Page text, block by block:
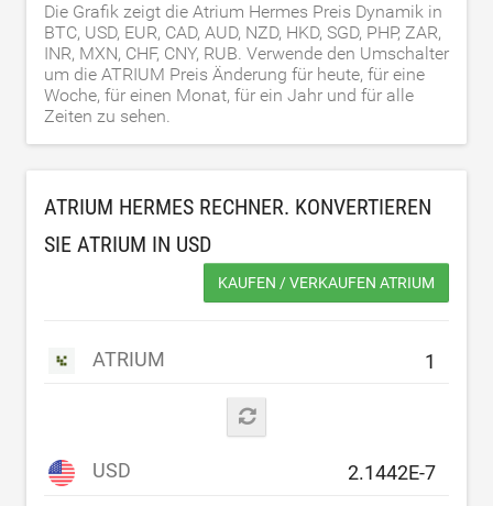
Die Grafik zeigt die Atrium Hermes Preis Dynamik in
BTC, USD, EUR, CAD, AUD, NZD, HKD, SGD, PHP, ZAR,
INR, MXN, CHF, CNY, RUB. Verwende den Umschalter
um die ATRIUM Preis Änderung für heute, für eine
Woche, für einen Monat, für ein Jahr und für alle
Zeiten zu sehen.
ATRIUM HERMES RECHNER. KONVERTIEREN
SIE ATRIUM IN USD
KAUFEN / VERKAUFEN ATRIUM
ATRIUM
USD